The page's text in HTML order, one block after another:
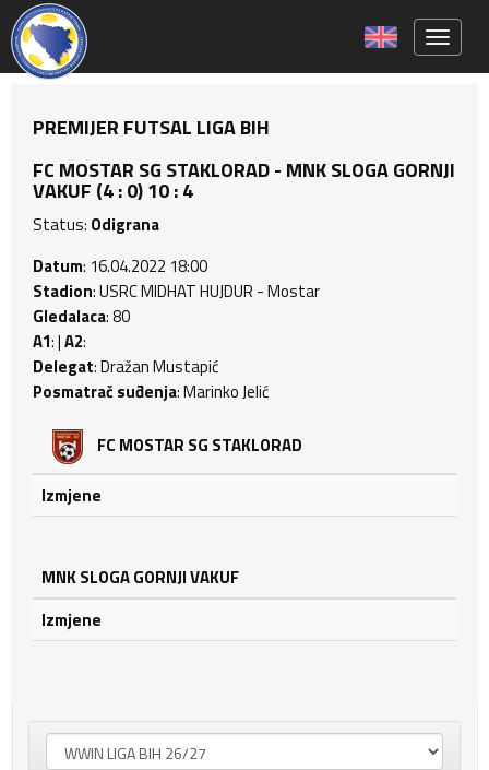
PREMIJER FUTSAL LIGA BIH
FC MOSTAR SG STAKLORAD - MNK SLOGA GORNJI
VAKUF (4 : 0) 10 : 4
Status: Odigrana
Datum: 16.04.2022 18:00
Stadion: USRC MIDHAT HUJDUR - Mostar
Gledalaca: 80
A1: |A2:
Delegat: Dražan Mustapić
Posmatrač suđenja: Marinko Jelić
FC MOSTAR SG STAKLORAD
Izmjene
MNK SLOGA GORNJI VAKUF
Izmjene